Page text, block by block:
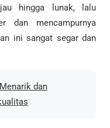
hingga lunak, lalu
dan mencampurnya
ini sangat segar dan
dan